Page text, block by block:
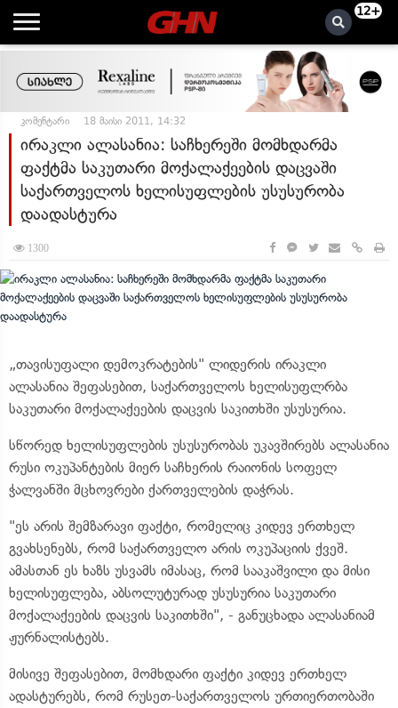
12+
კომენტარი 18 მაისი 2011, 14:32
ირაკლი ალასანია: საჩხერეში მომხდარმა
ფაქტმა საკუთარი მოქალაქეების დაცვაში
საქართველოს ხელისუფლების უსუსურობა
დაადასტურა
1300
„თავისუფალი დემოკრატების" ლიდერის ირაკლი
ალასანია შეფასებით, საქართველოს ხელისუფლრბა
საკუთარი მოქალაქეების დაცვის საკითხში უსუსურია.
სწორედ ხელისუფლების უსუსურობას უკავშირებს ალასანია
რუსი ოკუპანტების მიერ საჩხერის რაიონის სოფელ
ჭალვანში მცხოვრები ქართველების დაჭრას.
"ეს არის შემზარავი ფაქტი, რომელიც კიდევ ერთხელ
გვახსენებს, რომ საქართველო არის ოკუპაციის ქვეშ.
ამასთან ეს ხაზს უსვამს იმასაც, რომ სააკაშვილი და მისი
ხელისუფლება, აბსოლუტურად უსუსურია საკუთარი
მოქალაქეების დაცვის საკითხში", - განუცხადა ალასანიამ
ჟურნალისტებს.
მისივე შეფასებით, მომხდარი ფაქტი კიდევ ერთხელ
ადასტურებს, რომ რუსეთ-საქართველოს ურთიერთობაში